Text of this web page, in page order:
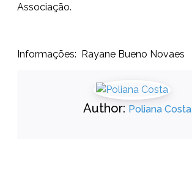
Associação.
Informações: Rayane Bueno Novaes
Author: Poliana Costa